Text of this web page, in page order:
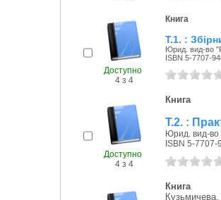
Доступно
4 з 4
Книга
Т.1. :
Юрид. вид-во
ISBN 5-7707-
Доступно
4 з 4
Книга
Т.2. :
Юрид. вид-во
ISBN 5-7707-
Книга